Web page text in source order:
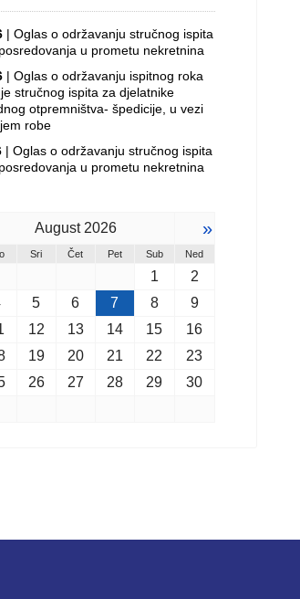
| Oglas o održavanju stručnog ispita
u prometu nekretnina
| Oglas o održavanju ispitnog roka
stručnog ispita za djelatnike
otpremništva- špedicije, u vezi
robe
| Oglas o održavanju stručnog ispita
u prometu nekretnina
August 2026 »
Sri Čet Pet Sub Ned
1
2
5 6 7 8
9
12 13 14 15
16
19 20 21 22
23
26 27 28 29
30